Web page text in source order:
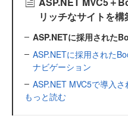
リッチなサイトを
ASP.NETに採用された
ASP.NETに採用された
ナビゲーション
ASP.NET MVC5で導入
もっと読む